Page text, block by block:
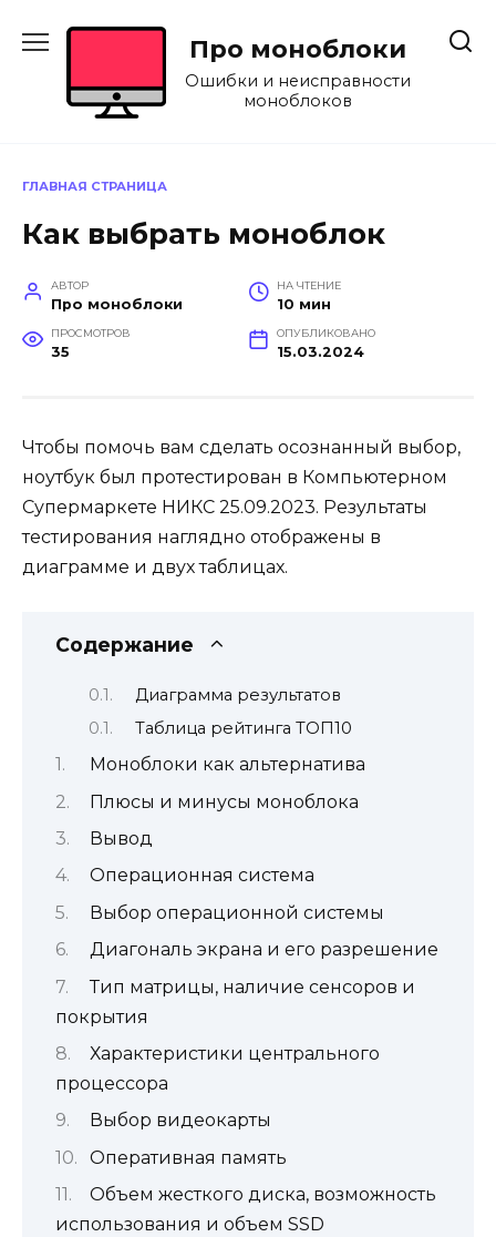
Про моноблоки
Ошибки и неисправности
моноблоков
ГЛАВНАЯ СТРАНИЦА
Как выбрать моноблок
АВТОР
Про моноблоки
НА ЧТЕНИЕ
10 мин
ПРОСМОТРОВ
35
ОПУБЛИКОВАНО
15.03.2024
Чтобы помочь вам сделать осознанный выбор,
ноутбук был протестирован в Компьютерном
Супермаркете НИКС 25.09.2023. Результаты
тестирования наглядно отображены в
диаграмме и двух таблицах.
Содержание
Диаграмма результатов
Таблица рейтинга ТОП10
Моноблоки как альтернатива
Плюсы и минусы моноблока
Вывод
Операционная система
Выбор операционной системы
Диагональ экрана и его разрешение
Тип матрицы, наличие сенсоров и
покрытия
Характеристики центрального
процессора
Выбор видеокарты
Оперативная память
Объем жесткого диска, возможность
использования и объем SSD